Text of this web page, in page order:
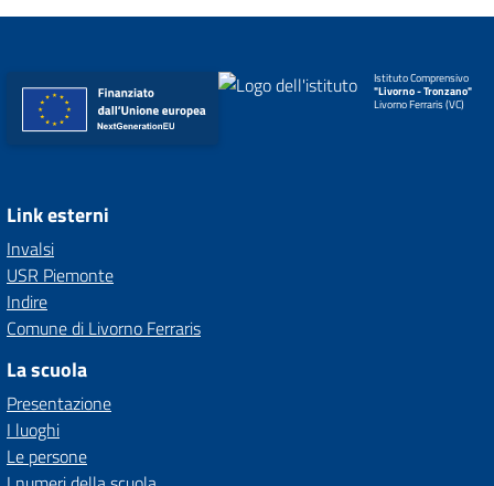
Istituto Comprensivo
"Livorno - Tronzano"
Livorno Ferraris (VC)
Link esterni
Invalsi
USR Piemonte
Indire
Comune di Livorno Ferraris
La scuola
Presentazione
I luoghi
Le persone